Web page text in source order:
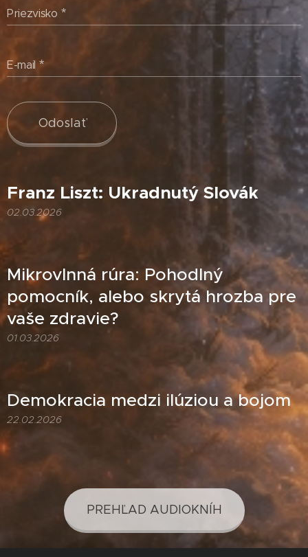
Priezvisko
E-mail
Odoslať
Franz Liszt: Ukradnutý Slovák
02.03.2026
Mikrovlnná rúra: Pohodlný
pomocník, alebo skrytá hrozba pre
vaše zdravie?
01.03.2026
Demokracia medzi ilúziou a bojom
22.02.2026
PREHĽAD AUDIOKNÍH